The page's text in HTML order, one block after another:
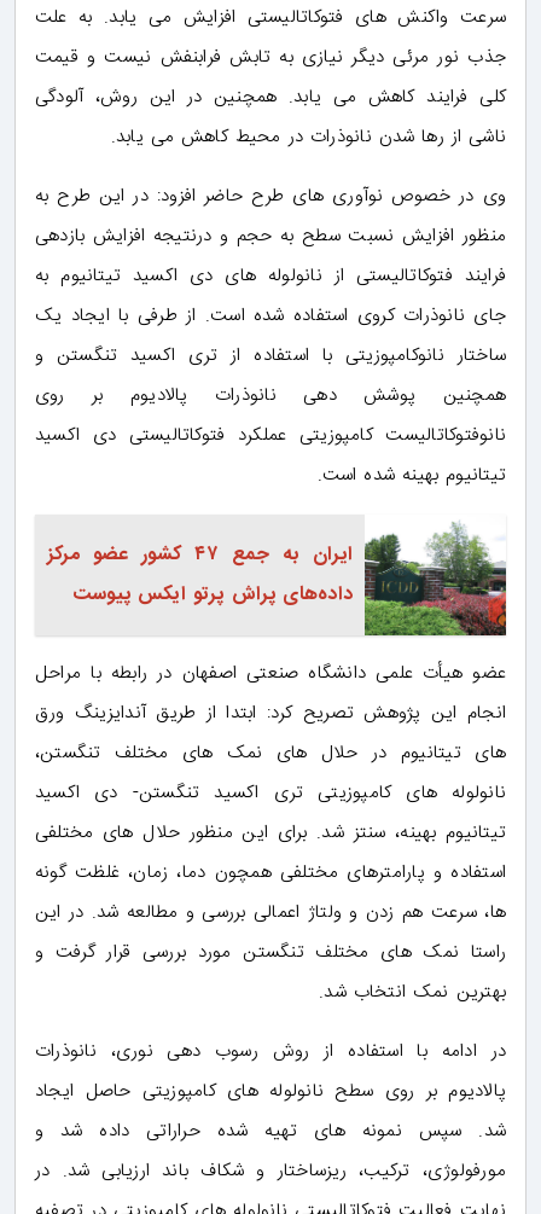
سرعت واکنش های فتوکاتالیستی افزایش می یابد. به علت
جذب نور مرئی دیگر نیازی به تابش فرابنفش نیست و قیمت
کلی فرایند کاهش می یابد. همچنین در این روش، آلودگی
ناشی از رها شدن نانوذرات در محیط کاهش می یابد.
وی در خصوص نوآوری های طرح حاضر افزود: در این طرح به
منظور افزایش نسبت سطح به حجم و درنتیجه افزایش بازدهی
فرایند فتوکاتالیستی از نانولوله های دی اکسید تیتانیوم به
جای نانوذرات کروی استفاده شده است. از طرفی با ایجاد یک
ساختار نانوکامپوزیتی با استفاده از تری اکسید تنگستن و
همچنین پوشش دهی نانوذرات پالادیوم بر روی
نانوفتوکاتالیست کامپوزیتی عملکرد فتوکاتالیستی دی اکسید
تیتانیوم بهینه شده است.
ایران به جمع ۴۷ کشور عضو مرکز
داده‌های پراش پرتو ایکس پیوست
عضو هیأت علمی دانشگاه صنعتی اصفهان در رابطه با مراحل
انجام این پژوهش تصریح کرد: ابتدا از طریق آندایزینگ ورق
های تیتانیوم در حلال های نمک های مختلف تنگستن،
نانولوله های کامپوزیتی تری اکسید تنگستن- دی اکسید
تیتانیوم بهینه، سنتز شد. برای این منظور حلال های مختلفی
استفاده و پارامترهای مختلفی همچون دما، زمان، غلظت گونه
ها، سرعت هم زدن و ولتاژ اعمالی بررسی و مطالعه شد. در این
راستا نمک های مختلف تنگستن مورد بررسی قرار گرفت و
بهترین نمک انتخاب شد.
در ادامه با استفاده از روش رسوب دهی نوری، نانوذرات
پالادیوم بر روی سطح نانولوله های کامپوزیتی حاصل ایجاد
شد. سپس نمونه های تهیه شده حراراتی داده شد و
مورفولوژی، ترکیب، ریزساختار و شکاف باند ارزیابی شد. در